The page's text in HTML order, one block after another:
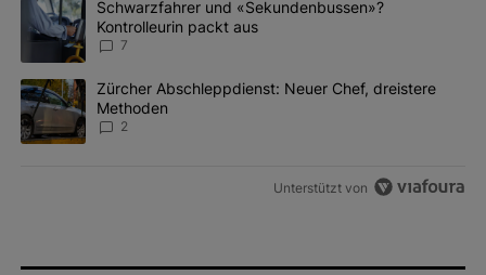
Ein Trendartikel mit dem Titel "Schwarzfahrer und
Schwarzfahrer und «Sekundenbussen»?
Kontrolleurin packt aus
7
Ein Trendartikel mit dem Titel "Zürcher Abschleppdienst: Neuer
Zürcher Abschleppdienst: Neuer Chef, dreistere
Methoden
2
Unterstützt von